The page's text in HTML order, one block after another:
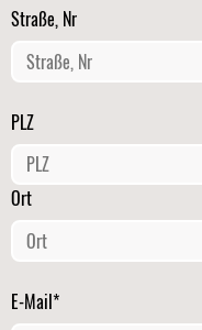
Straße, Nr
PLZ
Ort
E-Mail*